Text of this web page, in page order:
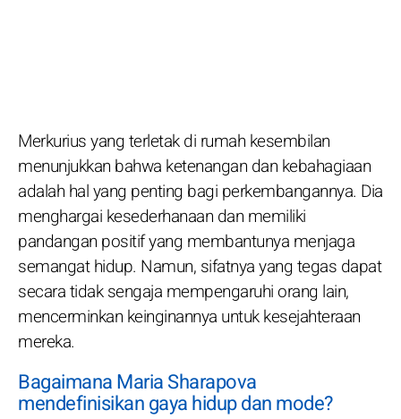
Merkurius yang terletak di rumah kesembilan
menunjukkan bahwa ketenangan dan kebahagiaan
adalah hal yang penting bagi perkembangannya. Dia
menghargai kesederhanaan dan memiliki
pandangan positif yang membantunya menjaga
semangat hidup. Namun, sifatnya yang tegas dapat
secara tidak sengaja mempengaruhi orang lain,
mencerminkan keinginannya untuk kesejahteraan
mereka.
Bagaimana Maria Sharapova
mendefinisikan gaya hidup dan mode?